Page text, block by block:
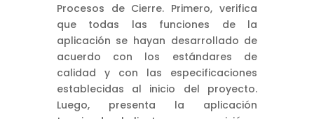
Procesos de Cierre. Primero, verifica
que todas las funciones de la
aplicación se hayan desarrollado de
acuerdo con los estándares de
calidad y con las especificaciones
establecidas al inicio del proyecto.
Luego, presenta la aplicación